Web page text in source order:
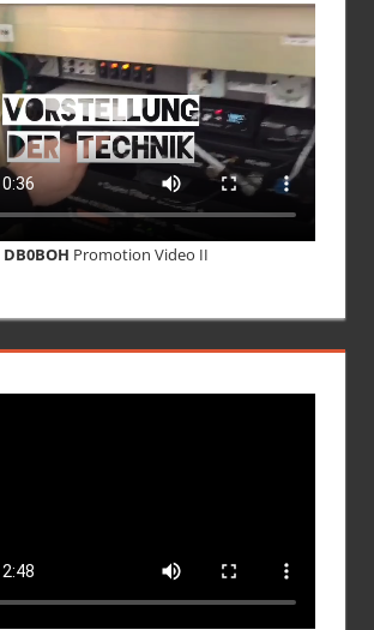
DB0BOH Promotion Video II